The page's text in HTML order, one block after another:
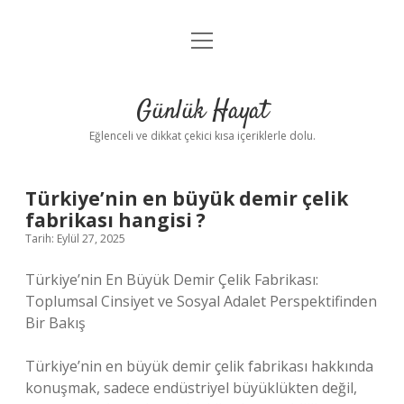
Anasayfa
Yasal Uyarı
menüyü
Günlük Hayat
Eğlenceli ve dikkat çekici kısa içeriklerle dolu.
Türkiye’nin en büyük demir çelik
fabrikası hangisi ?
Tarih: Eylül 27, 2025
Türkiye’nin En Büyük Demir Çelik Fabrikası:
Toplumsal Cinsiyet ve Sosyal Adalet Perspektifinden
Bir Bakış
Türkiye’nin en büyük demir çelik fabrikası hakkında
konuşmak, sadece endüstriyel büyüklükten değil,